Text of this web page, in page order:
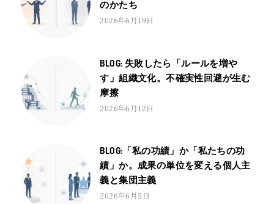
のかたち
2026年6月19日
BLOG: 失敗したら「ルールを増や
す」組織文化。不確実性回避が生む
摩擦
2026年6月12日
BLOG:「私の功績」か「私たちの功
績」か。成果の単位を変える個人主
義と集団主義
2026年6月5日